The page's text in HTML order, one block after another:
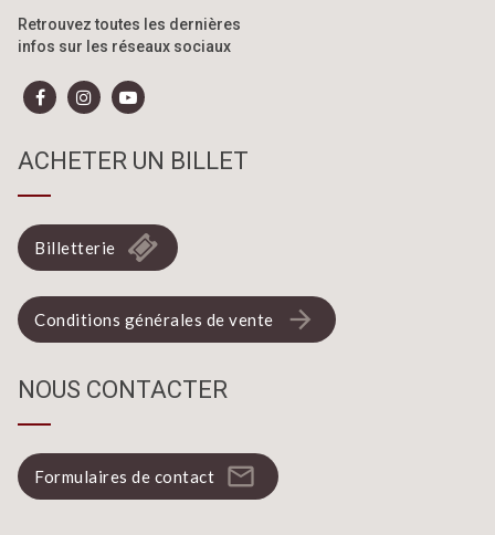
Retrouvez toutes les dernières
infos sur les réseaux sociaux
ACHETER UN BILLET
Billetterie
Conditions générales de vente arrow_forward
NOUS CONTACTER
Formulaires de contact mail_outline